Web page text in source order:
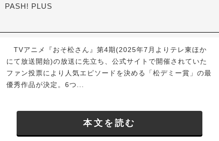
PASH! PLUS
TVアニメ『おそ松さん』第4期(2025年7月よりテレ東ほか
にて放送開始)の放送に先立ち、公式サイトで開催されていた
ファン投票により人気エピソードを決める「松デミー賞」の最
優秀作品が決定。6つ...
本文を読む